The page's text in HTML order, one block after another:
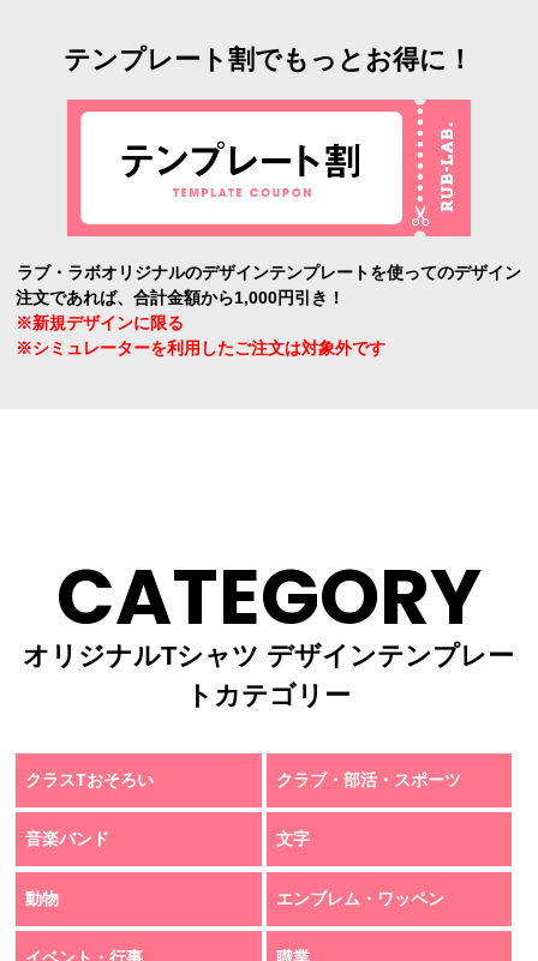
テンプレート割でもっとお得に！
ラブ・ラボオリジナルのデザインテンプレートを使ってのデザイン
注文であれば、合計金額から1,000円引き！
※新規デザインに限る
※シミュレーターを利用したご注文は対象外です
CATEGORY
オリジナルTシャツ デザインテンプレー
トカテゴリー
クラスTおそろい クラブ・部活・スポーツ
音楽バンド 文字
動物 エンブレム・ワッペン